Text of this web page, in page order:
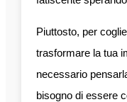
Piuttosto, per
trasformare la tua
necessario
bisogno di essere